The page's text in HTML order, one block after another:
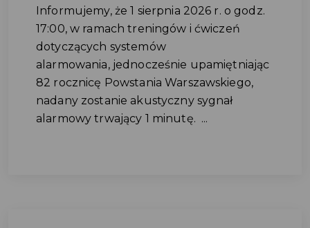
Informujemy, że 1 sierpnia 2026 r. o godz.
17:00, w ramach treningów i ćwiczeń
dotyczących systemów
alarmowania, jednocześnie upamiętniając
82 rocznicę Powstania Warszawskiego,
nadany zostanie akustyczny sygnał
alarmowy trwający 1 minutę. ...